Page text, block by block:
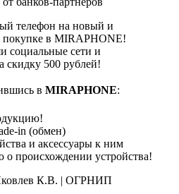
телефон на новый и
покупке в MIRAPHONE!
социальные сети и
скидку 500 рублей!
в MIRAPHONE:
in (обмен)
и аксессуары к ним
происхождении устройства!
К.В. | ОГРНИП